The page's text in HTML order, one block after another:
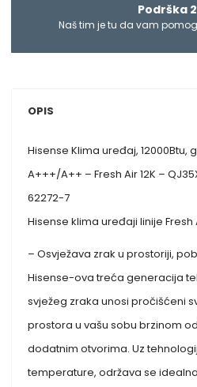
Podrška
Naš tim je tu da vam
OPIS
Hisense Klima uređaj, 12000Btu,
A+++/A++ – Fresh Air 12K –
62272-7
Hisense klima uređaji linije Fresh
– Osvježava zrak u prostoriji,
Hisense-ova treća generacija
svježeg zraka unosi pročišćeni
prostora u vašu sobu brzinom
dodatnim otvorima. Uz
temperature, održava se